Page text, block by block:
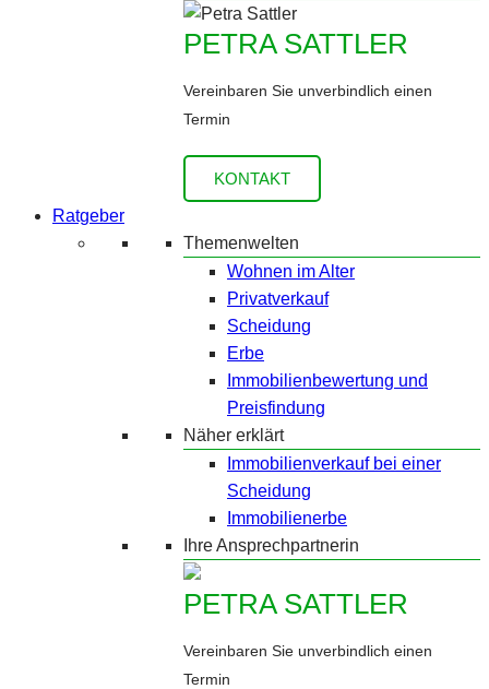
PETRA SATTLER
Vereinbaren Sie unverbindlich einen
Termin
KONTAKT
Ratgeber
Themenwelten
Wohnen im Alter
Privatverkauf
Scheidung
Erbe
Immobilienbewertung und
Preisfindung
Näher erklärt
Immobilienverkauf bei einer
Scheidung
Immobilienerbe
Ihre Ansprechpartnerin
PETRA SATTLER
Vereinbaren Sie unverbindlich einen
Termin